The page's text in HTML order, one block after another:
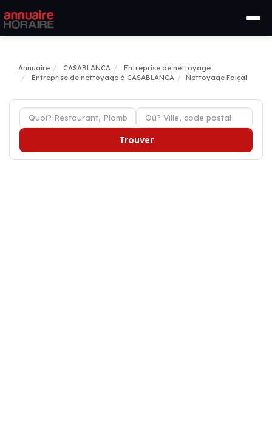
Annuaire CASABLANCA
Entreprise de nettoyage
Entreprise de nettoyage à CASABLANCA
Nettoyage Faiçal
Trouver